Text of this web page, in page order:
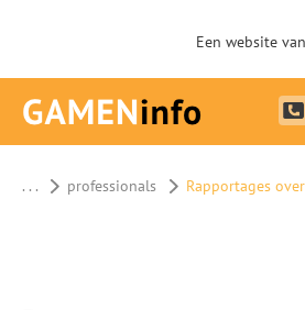
Een website van
. . . professionals Rapportages